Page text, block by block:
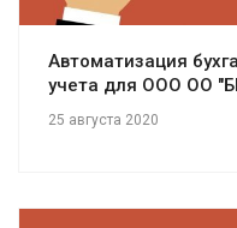
Автоматизация
учета для ООО ОО
25 августа 2020